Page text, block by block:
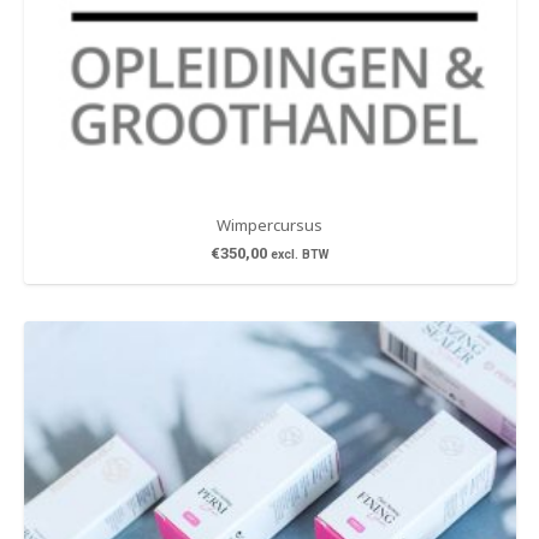
Wimpercursus
€350,00 excl. BTW